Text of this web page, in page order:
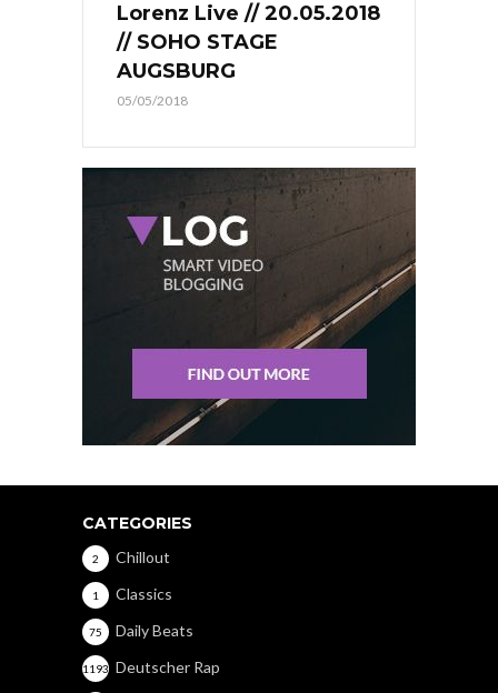
Lorenz Live // 20.05.2018
// SOHO STAGE
AUGSBURG
05/05/2018
CATEGORIES
Chillout
2
Classics
1
Daily Beats
75
Deutscher Rap
1193